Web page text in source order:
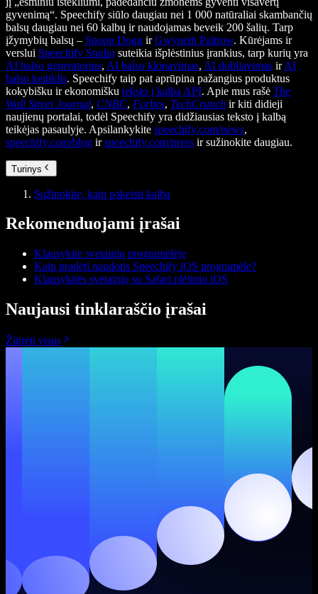
gyvenimą“. Speechify siūlo daugiau nei 1 000 natūraliai skambančių
balsų daugiau nei 60 kalbų ir naudojamas beveik 200 šalių. Tarp
įžymybių balsų – Snoop Dogg irGwyneth Paltrow. Kūrėjams ir
verslui Speechify Studio suteikia išplėstinius įrankius, tarp kurių yra
AI balso generatorius, AI balso klonavimas, AI dubliavimas irAI
balso keitiklis. Speechify taip pat aprūpina pažangius produktus
kokybišku ir ekonomišku teksto į kalbą API. Apie mus rašė The
Wall Street Journal, CNBC, Forbes, TechCrunch ir kiti didieji
naujienų portalai, todėl Speechify yra didžiausias teksto į kalbą
teikėjas pasaulyje. Apsilankykite speechify.com/news,
speechify.com/blog irspeechify.com/press ir sužinokite daugiau.
Turinys
Sužinokite, kaip pakeisti kalbą
Rekomenduojami įrašai
Klausykite svetainių programėlėje
Kaip pradėti naudotis Speechify iOS programėle?
Klausykitės svetainių su Safari plėtiniu iOS
Naujausi tinklaraščio įrašai
Žiūrėti visus